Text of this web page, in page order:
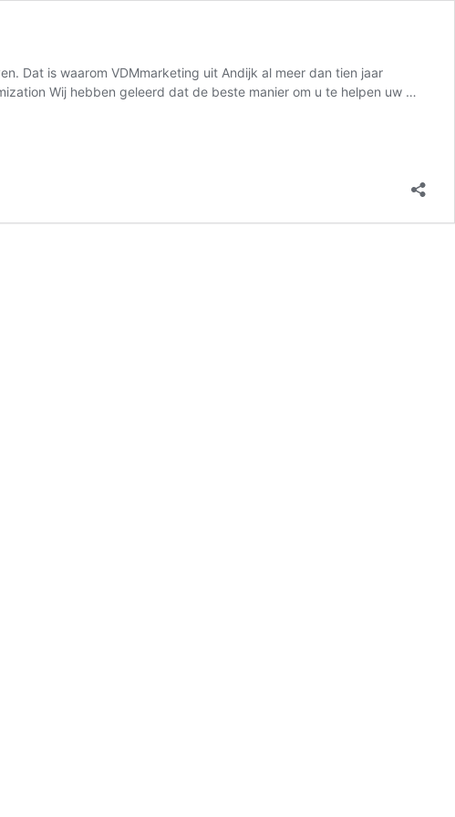
Dat is waarom VDMmarketing uit Andijk al meer dan tien jaar
Wij hebben geleerd dat de beste manier om u te helpen uw …